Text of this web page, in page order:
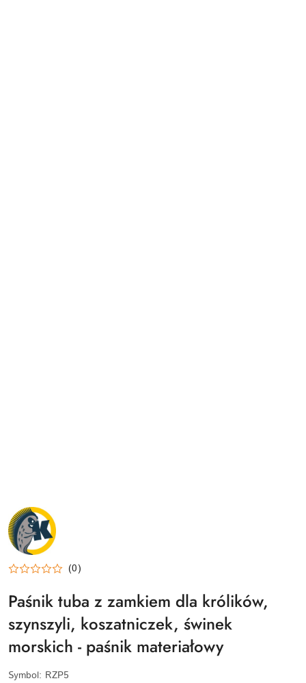
NAZWA
PRODUCENTA:
KRAINA
TUPTUSIA
(0)
Paśnik tuba z zamkiem dla królików,
szynszyli, koszatniczek, świnek
morskich - paśnik materiałowy
Symbol: RZP5